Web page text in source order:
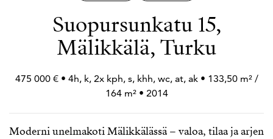
Suopursunkatu 15,
Mälikkälä, Turku
475 000 € • 4h, k, 2x kph, s, khh, wc, at, ak • 133,50 m² /
164 m² • 2014
Moderni unelmakoti Mälikkälässä – valoa, tilaa ja arjen